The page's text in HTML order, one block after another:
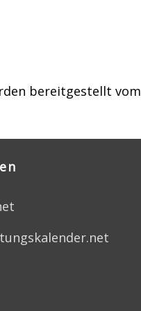
bereitgestellt vom